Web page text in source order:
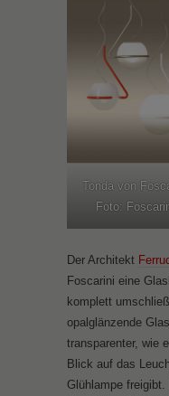
Tonda von
Foto:
Der Architekt
Foscarini eine
komplett
opalglänzende
transparenter, wie
Blick auf das
Glühlampe